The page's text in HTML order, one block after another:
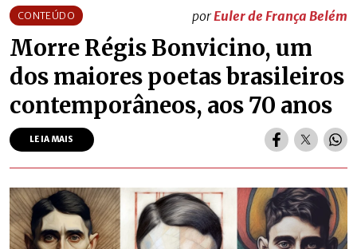
CONTEÚDO porEuler de França Belém
Morre Régis Bonvicino, um
dos maiores poetas brasileiros
contemporâneos, aos 70 anos
LEIA MAIS